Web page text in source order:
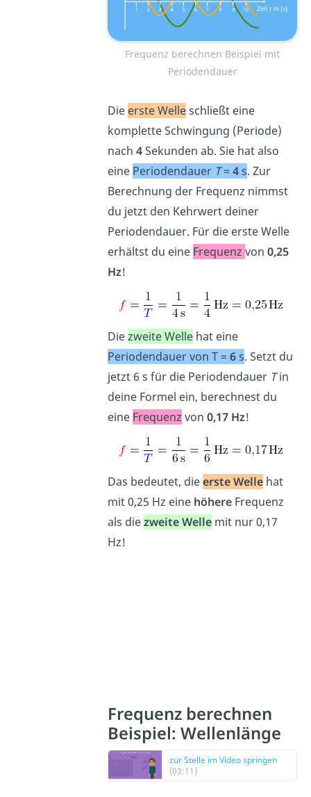
Frequenz berechnen Beispiel mit
Periodendauer
Die erste Welleschließt eine
komplette Schwingung (Periode)
nach4Sekunden ab. Sie hat also
eine Periodendauer T=4s. Zur
Berechnung der Frequenz nimmst
du jetzt den Kehrwert deiner
Periodendauer. Für die erste Welle
erhältst du eine Frequenzvon0,25
Hz!
Diezweite Welle hat eine
Periodendauer von T =6s. Setzt du
jetzt 6 s für die Periodendauer Tin
deine Formel ein, berechnest du
eine Frequenz von0,17 Hz!
Das bedeutet, dieerste Welle hat
mit 0,25 Hz eine höhere Frequenz
als diezweite Welle mit nur 0,17
Hz!
Frequenz berechnen
Beispiel: Wellenlänge
zur Stelle im Video springen
(03:11)